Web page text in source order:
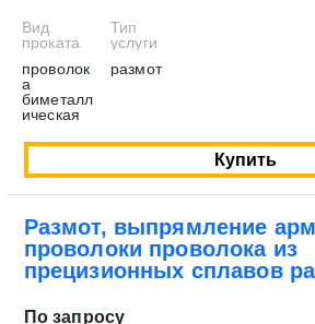
Вид
проката
проволок
а
биметалл
ическая
Тип
услуги
размот
Купить
Размот, выпрямление
проволоки проволока из
прецизионных сплавов
По запросу